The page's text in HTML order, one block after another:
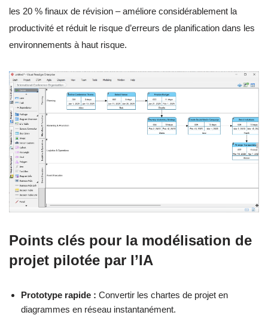
les 20 % finaux de révision – améliore considérablement la
productivité et réduit le risque d’erreurs de planification dans les
environnements à haut risque.
Points clés pour la modélisation de
projet pilotée par l’IA
Prototype rapide : Convertir les chartes de projet en
diagrammes en réseau instantanément.